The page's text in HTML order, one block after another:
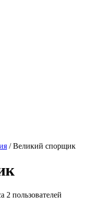
/ Великий спорщик
2 пользователей